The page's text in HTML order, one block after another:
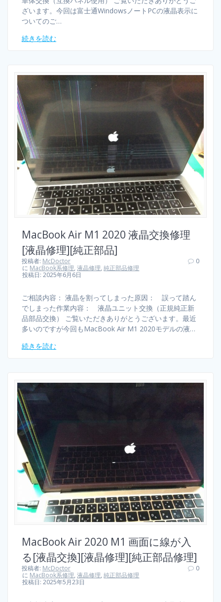
ざいます。今回は富士通WindowsノートPCの液晶表示に
ついてのご…
続きを読む
MacBook Air M1 2020 液晶交換修理
[液晶修理][純正部品]
投稿者: McDoctor
に MacBook系修理,液晶修理,純正部品修理
投稿日: 2025年6月6日
0
ご相談内容： 液晶を割ってしまった原因： 誤って踏ん
でしまった作業内容： 液晶ユニット交換（正規純正新
品部品交換） ご覧いただきありがとうございます。最近
多いのですが今回もMacBook Air M1 2020モデルの液…
続きを読む
MacBook Air 2020 M1 画面に線が入
る[液晶交換][液晶修理][純正部品修理]
投稿者: McDoctor
に MacBook系修理,液晶修理,純正部品修理
投稿日: 2025年5月23日
0